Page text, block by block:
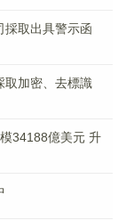
採取出具警示函
取加密、去標識
34188億美元 升